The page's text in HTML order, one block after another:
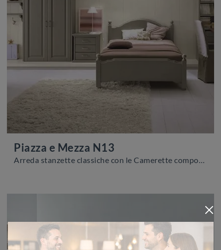
Piazza e Mezza N13
Arreda stanzette classiche con le Camerette componibili Scandola! Il modello Piazza e Mezza N13 in legno è per ragazzi.